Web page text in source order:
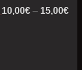
10,00€ – 15,00€